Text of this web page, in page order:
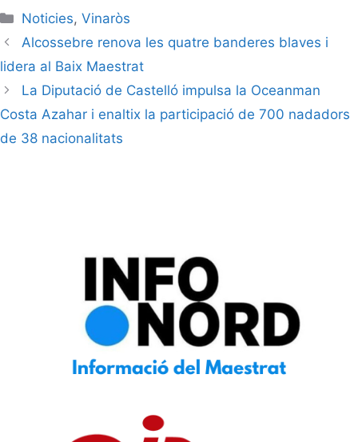
Noticies,Vinaròs
Alcossebre renova les quatre banderes blaves i
lidera al Baix Maestrat
La Diputació de Castelló impulsa la Oceanman
Costa Azahar i enaltix la participació de 700 nadadors
de 38 nacionalitats